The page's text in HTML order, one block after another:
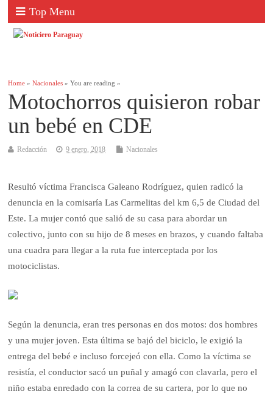
Top Menu
Home »Nacionales » You are reading »
Motochorros quisieron robar
un bebé en CDE
Redacción 9 enero, 2018 Nacionales
Resultó víctima Francisca Galeano Rodríguez, quien radicó la
denuncia en la comisaría Las Carmelitas del km 6,5 de Ciudad del
Este. La mujer contó que salió de su casa para abordar un
colectivo, junto con su hijo de 8 meses en brazos, y cuando faltaba
una cuadra para llegar a la ruta fue interceptada por los
motociclistas.
Según la denuncia, eran tres personas en dos motos: dos hombres
y una mujer joven. Esta última se bajó del biciclo, le exigió la
entrega del bebé e incluso forcejeó con ella. Como la víctima se
resistía, el conductor sacó un puñal y amagó con clavarla, pero el
niño estaba enredado con la correa de su cartera, por lo que no